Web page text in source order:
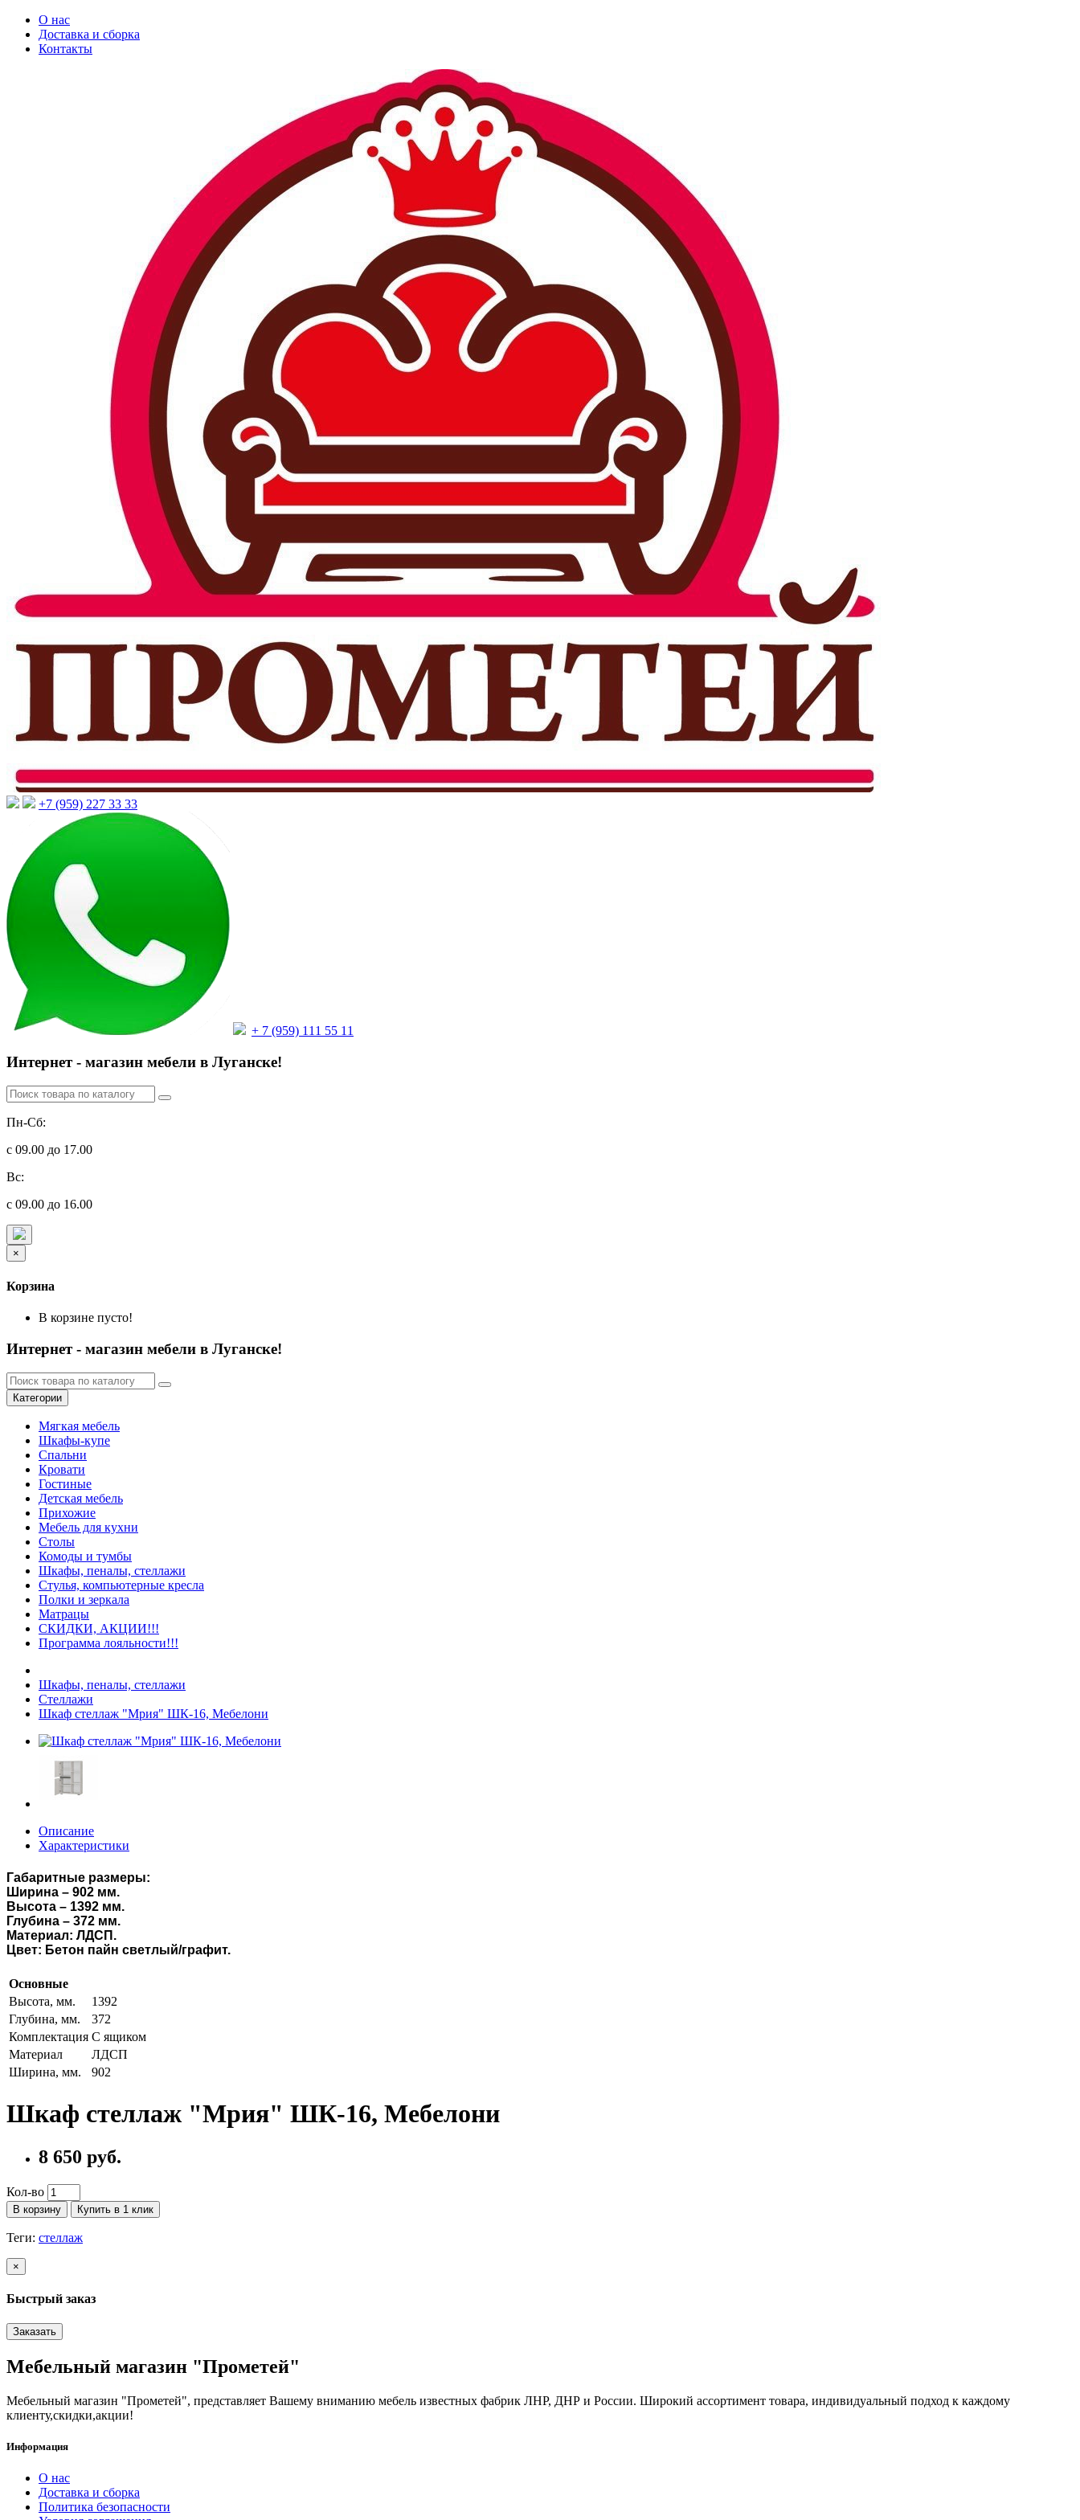
О нас
Доставка и сборка
Контакты
+7 (959) 227 33 33
+ 7 (959) 111 55 11
Интернет - магазин мебели в Луганске!
Пн-Сб:
с 09.00 до 17.00
Вс:
с 09.00 до 16.00
×
Корзина
В корзине пусто!
Интернет - магазин мебели в Луганске!
Категории
Мягкая мебель
Шкафы-купе
Спальни
Кровати
Гостиные
Детская мебель
Прихожие
Мебель для кухни
Столы
Комоды и тумбы
Шкафы, пеналы, стеллажи
Стулья, компьютерные кресла
Полки и зеркала
Матрацы
СКИДКИ, АКЦИИ!!!
Программа лояльности!!!
Шкафы, пеналы, стеллажи
Стеллажи
Шкаф стеллаж "Мрия" ШК-16, Мебелони
Описание
Характеристики
Габаритные размеры:
Ширина – 902 мм.
Высота – 1392 мм.
Глубина – 372 мм.
Материал: ЛДСП.
Цвет: Бетон пайн светлый/графит.
Основные
Высота, мм.
1392
Глубина, мм.
372
Комплектация С ящиком
Материал
ЛДСП
Ширина, мм.
902
Шкаф стеллаж "Мрия" ШК-16, Мебелони
8 650 руб.
Кол-во
В корзину Купить в 1 клик
Теги: стеллаж
×
Быстрый заказ
Заказать
Мебельный магазин "Прометей"
Мебельный магазин "Прометей", представляет Вашему вниманию мебель известных фабрик ЛНР, ДНР и России. Широкий ассортимент товара, индивидуальный подход к каждому
клиенту,скидки,акции!
Информация
О нас
Доставка и сборка
Политика безопасности